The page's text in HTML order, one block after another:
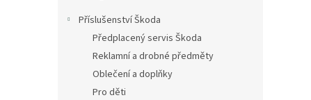
Příslušenství Škoda
Předplacený servis Škoda
Reklamní a drobné předměty
Oblečení a doplňky
Pro děti